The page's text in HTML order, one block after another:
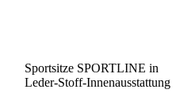
Sportsitze SPORTLINE in
Leder-Stoff-Innenausstattung